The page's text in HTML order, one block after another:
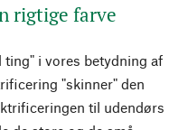
rigtige farve
i vores betydning af
"skinner" den
til udendørs